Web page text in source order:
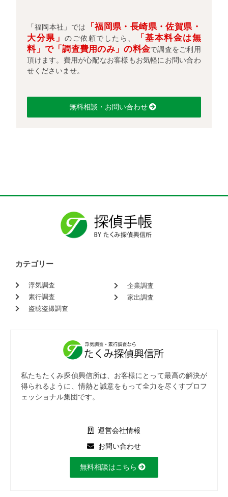
「福岡本社」では
「福岡県・長崎県・佐賀県・
大分県」のご依頼でしたら、
「基本料金は無
料」で「調査費用のみ」の料金で調査をご利用
頂けます。費用が心配なお客様もお気軽にお問い合わ
せくださいませ。
無料相談・お問い合わせ
カテゴリー
浮気調査
素行調査
盗聴盗撮調査
企業調査
家出調査
私たちたくみ探偵興信所は、お客様にとって最高の解決が
得られるように、情熱と誠意をもって全力を尽くすプロフ
ェッショナル集団です。
運営会社情報
お問い合わせ
無料相談はこちら